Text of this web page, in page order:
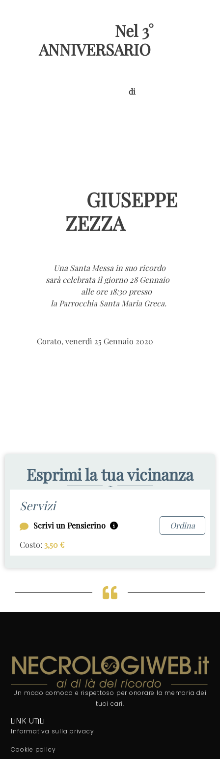
Nel 3°
ANNIVERSARIO
di
GIUSEPPE
ZEZZA
Una Santa Messa in suo ricordo
sarà celebrata il giorno 28 Gennaio
alle ore 18:30 presso
la Parrocchia Santa Maria Greca.
Corato, venerdì 25 Gennaio 2020
Esprimi la tua vicinanza
~
Servizi
Scrivi un Pensierino
Ordina
Costo: 3,50€
Un modo comodo e rispettoso per onorare la memoria dei
tuoi cari.
LINK UTILI
Informativa sulla privacy
Cookie policy